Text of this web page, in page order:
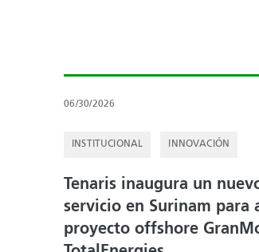
06/30/2026
INSTITUCIONAL INNOVACIÓN
Tenaris inaugura un
servicio en Surinam para
proyecto offshore